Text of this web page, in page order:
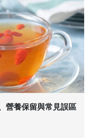
營養保留與常見誤區